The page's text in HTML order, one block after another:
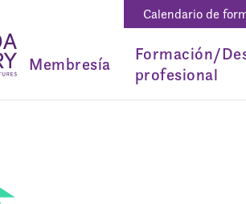
Calendario de
Membresía
Formación/
profesional